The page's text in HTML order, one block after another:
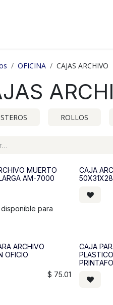
OFICINA CAJAS ARCHIVO
ROLLOS
MUERTO
AM-7000
para
CAJA
ARCHIVO
OFICIO
$ 75.01
CAJA